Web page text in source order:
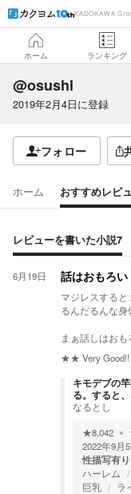
KADOKAWA
ホーム ランキング
@osushl
2019年2月4日に登録
フォロー
ホーム おすすめレビ
レビューを書いた小説7
6月19日 話はおもろい
マジレスする
るんだるんな
まぁ話しはお
★★ Very Good!!
キモデブの
る。すると
なるとし
★8,042
2022年9月
性描写有り
ハーレム
巨乳
ラ